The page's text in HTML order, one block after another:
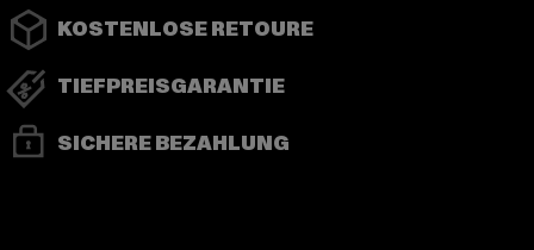
KOSTENLOSE RETOURE
TIEFPREISGARANTIE
SICHERE BEZAHLUNG